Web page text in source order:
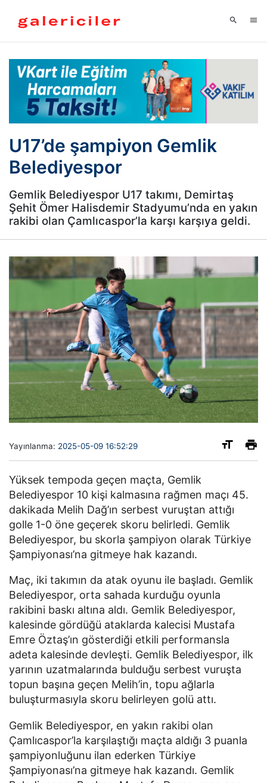
U17’de şampiyon Gemlik
Belediyespor
Gemlik Belediyespor U17 takımı, Demirtaş
Şehit Ömer Halisdemir Stadyumu’nda en yakın
rakibi olan Çamlıcaspor’la karşı karşıya geldi.
Yayınlanma: 2025-05-09 16:52:29
Yüksek tempoda geçen maçta, Gemlik
Belediyespor 10 kişi kalmasına rağmen maçı 45.
dakikada Melih Dağ’ın serbest vuruştan attığı
golle 1-0 öne geçerek skoru belirledi. Gemlik
Belediyespor, bu skorla şampiyon olarak Türkiye
Şampiyonası’na gitmeye hak kazandı.
Maç, iki takımın da atak oyunu ile başladı. Gemlik
Belediyespor, orta sahada kurduğu oyunla
rakibini baskı altına aldı. Gemlik Belediyespor,
kalesinde gördüğü ataklarda kalecisi Mustafa
Emre Öztaş’ın gösterdiği etkili performansla
adeta kalesinde devleşti. Gemlik Belediyespor, ilk
yarının uzatmalarında bulduğu serbest vuruşta
topun başına geçen Melih’in, topu ağlarla
buluşturmasıyla skoru belirleyen golü attı.
Gemlik Belediyespor, en yakın rakibi olan
Çamlıcaspor’la karşılaştığı maçta aldığı 3 puanla
şampiyonluğunu ilan ederken Türkiye
Şampiyonası’na gitmeye hak kazandı. Gemlik